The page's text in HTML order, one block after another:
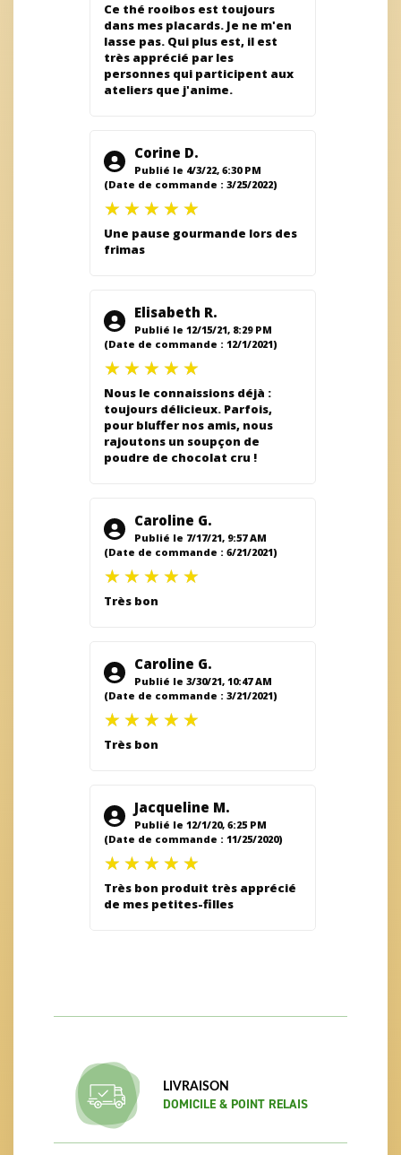
Ce thé rooibos est toujours
dans mes placards. Je ne m'en
lasse pas. Qui plus est, il est
très apprécié par les
personnes qui participent aux
ateliers que j'anime.
Corine D.
Publié le 4/3/22, 6:30 PM
(Date de commande : 3/25/2022)
Une pause gourmande lors des
frimas
Elisabeth R.
Publié le 12/15/21, 8:29 PM
(Date de commande : 12/1/2021)
Nous le connaissions déjà :
toujours délicieux. Parfois,
pour bluffer nos amis, nous
rajoutons un soupçon de
poudre de chocolat cru !
Caroline G.
Publié le 7/17/21, 9:57 AM
(Date de commande : 6/21/2021)
Très bon
Caroline G.
Publié le 3/30/21, 10:47 AM
(Date de commande : 3/21/2021)
Très bon
Jacqueline M.
Publié le 12/1/20, 6:25 PM
(Date de commande : 11/25/2020)
Très bon produit très apprécié
de mes petites-filles
LIVRAISON
DOMICILE & POINT RELAIS